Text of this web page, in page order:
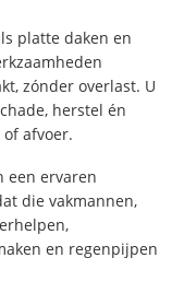
platte daken en
zónder overlast. U
herstel én
afvoer.
een ervaren
die vakmannen,
en regenpijpen